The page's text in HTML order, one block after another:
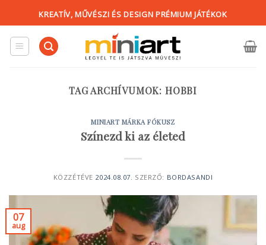
content
KREATÍV, MŰVÉSZI ÉS DESIGN PRÉMIUM JÁTÉKOK
TAG ARCHÍVUMOK: HOBBI
MINIART MÁRKA FÓKUSZ
Színezd ki az életed
KÖZZÉTÉVE 2024.08.07. SZERZŐ: BORDASANDI
07
aug